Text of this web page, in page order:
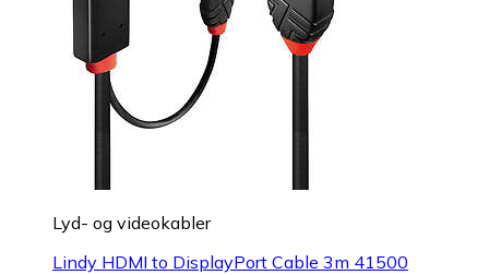
Lyd- og videokabler
Lindy HDMI to DisplayPort Cable 3m 41500